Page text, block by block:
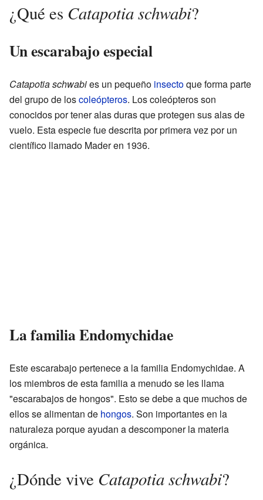
¿Qué es Catapotia schwabi?
Un escarabajo especial
Catapotia schwabies un pequeño insectoque forma parte
del grupo de loscoleópteros. Los coleópteros son
conocidos por tener alas duras que protegen sus alas de
vuelo. Esta especie fue descrita por primera vez por un
científico llamado Mader en 1936.
La familia Endomychidae
Este escarabajo pertenece a la familia Endomychidae. A
los miembros de esta familia a menudo se les llama
"escarabajos de hongos". Esto se debe a que muchos de
ellos se alimentan de hongos. Son importantes en la
naturaleza porque ayudan a descomponer la materia
orgánica.
¿Dónde vive Catapotia schwabi?